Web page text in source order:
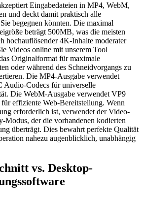
Eingabedateien in MP4, WebM,
und deckt damit praktisch alle
begegnen könnten. Die maximal
beträgt 500MB, was die meisten
hochauflösender 4K-Inhalte moderater
Videos online mit unserem Tool
Originalformat für maximale
oder während des Schneidvorgangs zu
Die MP4-Ausgabe verwendet
Codecs für universelle
Die WebM-Ausgabe verwendet VP9
effiziente Web-Bereitstellung. Wenn
erforderlich ist, verwendet der Video-
Modus, der die vorhandenen kodierten
überträgt. Dies bewahrt perfekte Qualität
nahezu augenblicklich, unabhängig
vs. Desktop-